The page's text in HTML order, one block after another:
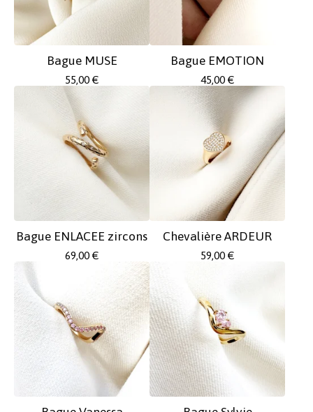
Bague MUSE
55,00 €
Bague EMOTION
45,00 €
Bague ENLACEE zircons
69,00 €
Chevalière ARDEUR
59,00 €